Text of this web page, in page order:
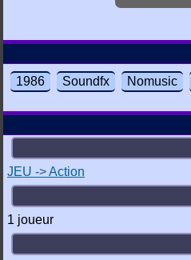
1986 Soundfx Nomusic
JEU -> Action
1 joueur